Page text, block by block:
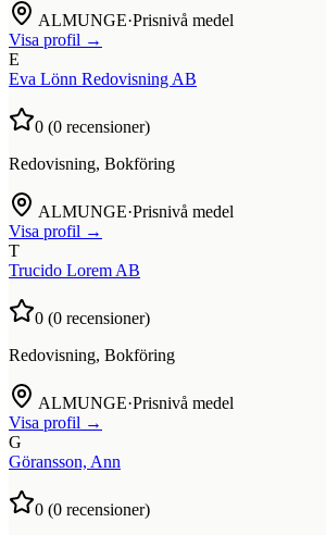
ALMUNGE·Prisnivå medel
Visa profil →
E
Eva Lönn Redovisning AB
0 (0 recensioner)
Redovisning, Bokföring
ALMUNGE·Prisnivå medel
Visa profil →
T
Trucido Lorem AB
0 (0 recensioner)
Redovisning, Bokföring
ALMUNGE·Prisnivå medel
Visa profil →
G
Göransson, Ann
0 (0 recensioner)